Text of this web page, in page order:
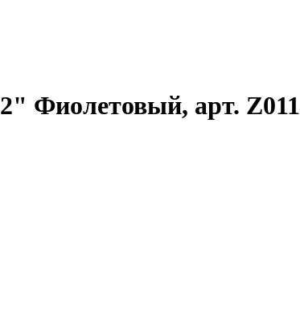
Фиолетовый, арт. Z011